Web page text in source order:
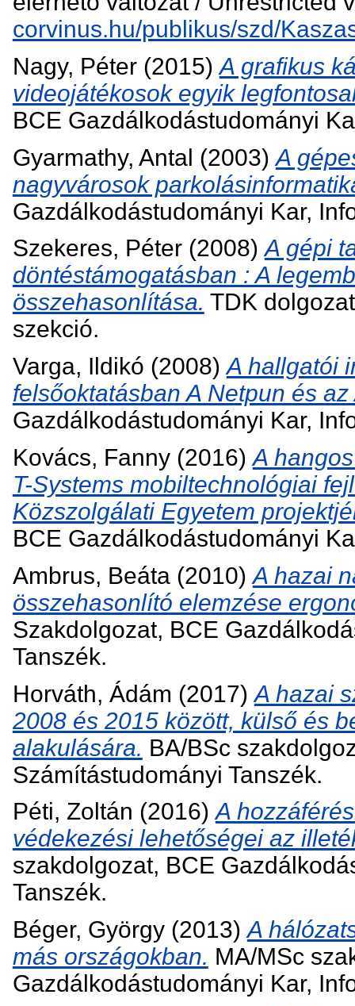
corvinus.hu/publikus/szd/
Nagy, Péter(2015)A grafikus
videojátékosok egyik
BCE Gazdálkodástudományi
Gyarmathy, Antal (2003) A
nagyvárosok
Gazdálkodástudományi Kar,
Szekeres, Péter(2008)A gépi
döntéstámogatásban : A
összehasonlítása. TDK
szekció.
Varga, Ildikó (2008)A hallgatói
felsőoktatásban A Netpun és
Gazdálkodástudományi Kar,
Kovács, Fanny(2016)A
T-Systems mobiltechnológiai
Közszolgálati Egyetem
BCE Gazdálkodástudományi
Ambrus, Beáta(2010)A hazai
összehasonlító elemzése
Szakdolgozat, BCE
Tanszék.
Horváth, Ádám (2017) A hazai
2008 és 2015 között, külső és
alakulására. BA/BSc
Számítástudományi Tanszék.
Péti, Zoltán (2016)A
védekezési lehetőségei az
szakdolgozat, BCE
Tanszék.
Béger, György(2013)A
más országokban. MA/MSc
Gazdálkodástudományi Kar,